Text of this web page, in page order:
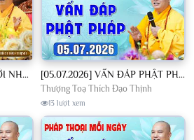
[04.07.2026] VẤN ĐÁP MỚI NHẤT - Pháp Hội Địa Tạng Chùa Khai Nguyên | TT. Thích Đạo Thịnh [05.07.2026] VẤN ĐÁP PHẬT PHÁP - Nghe Thầy giảng Pháp mỗi ngày CÔNG ĐỨC VÔ LƯỢNG│TT. Thích Đạo Thịnh
Thượng Toạ Thích Đạo Thịnh
13 lượt xem